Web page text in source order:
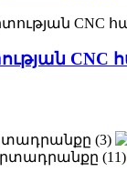
CNC